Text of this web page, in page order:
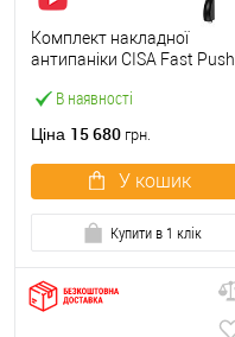
В наявності
Комплект накладної
антипаніки CISA Fast Push
точковий вверх-вниз
Ціна 15 680 грн.
У кошик
Купити в 1 клік